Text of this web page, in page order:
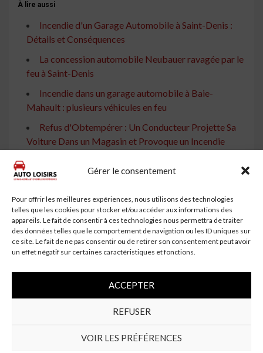
Gérer le consentement
Pour offrir les meilleures expériences, nous utilisons des technologies
telles que les cookies pour stocker et/ou accéder aux informations des
appareils. Le fait de consentir à ces technologies nous permettra de traiter
des données telles que le comportement de navigation ou les ID uniques sur
ce site. Le fait de ne pas consentir ou de retirer son consentement peut avoir
un effet négatif sur certaines caractéristiques et fonctions.
ACCEPTER
REFUSER
VOIR LES PRÉFÉRENCES
À lire aussi
Incendie d'un Garage Automobile à Saint-Denis :
Détails et Conséquences
La concession automobile Neubauer ravagée par le
feu à Saint-Denis
Incendie dans un garage automobile à Baie-
Mahault : plusieurs véhicules en feu
Refus d'Obtempérer : Un Conducteur Projette Sa
Voiture Dans un Magasin et Provoque un Incendie
Détails et Conséquences
Incendie à Saint-Symphorien-de-Lay : Une voiture
en feu se propage à une maison
Brantôme : Un incendie détruit une partie d'un
garage automobile
Incendie dans un garage automobile en Haute-
Savoie : Une vingtaine de véhicules détruits
Un Feu Se Déclare Dans Un Garage Automobile
Près D'Angers